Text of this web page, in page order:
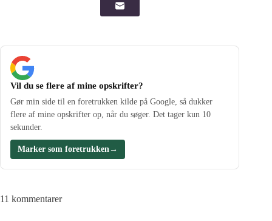
Vil du se flere af mine opskrifter?
Gør min side til en foretrukken kilde på Google, så dukker
flere af mine opskrifter op, når du søger. Det tager kun 10
sekunder.
Marker som foretrukken→
11 kommentarer